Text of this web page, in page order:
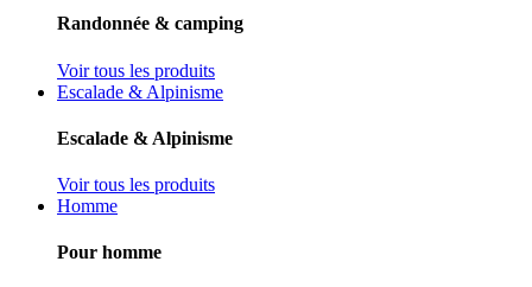
Randonnée & camping
Voir tous les produits
Escalade & Alpinisme
Escalade & Alpinisme
Voir tous les produits
Homme
Pour homme